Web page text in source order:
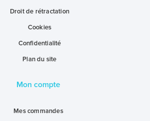
Droit de rétractation
Cookies
Confidentialité
Plan du site
Mon compte
Mes commandes